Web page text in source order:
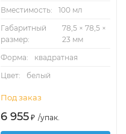
Вместимость:
100 мл
Габаритный
размер:
78,5 × 78,5 ×
23 мм
Форма:
квадратная
Цвет:
белый
Под заказ
6 955 ₽ /упак.